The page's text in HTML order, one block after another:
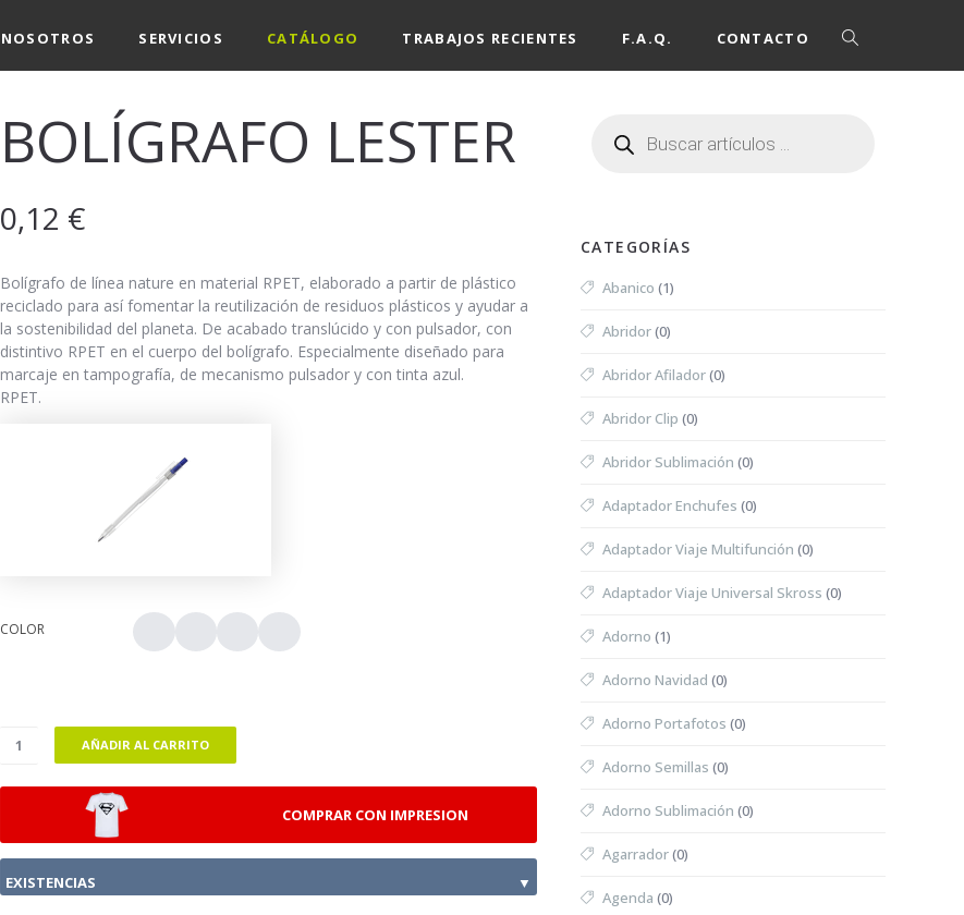
NOSOTROS SERVICIOS CATÁLOGO TRABAJOS RECIENTES F.A.Q. CONTACTO
BOLÍGRAFO LESTER
0,12 €
Bolígrafo de línea nature en material RPET, elaborado a partir de plástico
reciclado para así fomentar la reutilización de residuos plásticos y ayudar a
la sostenibilidad del planeta. De acabado translúcido y con pulsador, con
distintivo RPET en el cuerpo del bolígrafo. Especialmente diseñado para
marcaje en tampografía, de mecanismo pulsador y con tinta azul.
RPET.
COLOR
AÑADIR AL CARRITO
COMPRAR CON IMPRESION
EXISTENCIAS ▼
CATEGORÍAS
Abanico (1)
Abridor(0)
Abridor Afilador(0)
Abridor Clip (0)
Abridor Sublimación (0)
Adaptador Enchufes (0)
Adaptador Viaje Multifunción (0)
Adaptador Viaje Universal Skross (0)
Adorno (1)
Adorno Navidad (0)
Adorno Portafotos (0)
Adorno Semillas (0)
Adorno Sublimación (0)
Agarrador(0)
Agenda (0)